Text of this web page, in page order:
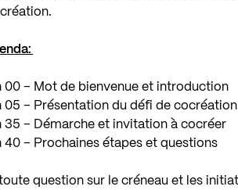
00 – Mot de bienvenue et introduction
05 – Présentation du défi de cocréation
35 – Démarche et invitation à cocréer
40 – Prochaines étapes et questions
question sur le créneau et les